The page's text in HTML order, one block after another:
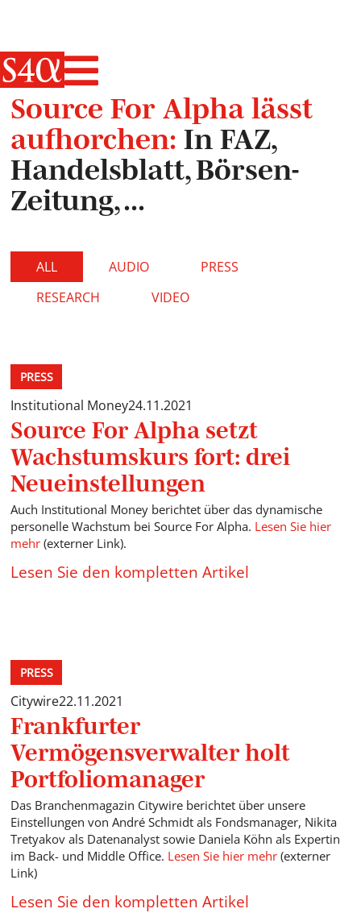
Haupt-
Source For Alpha lässt
aufhorchen:In FAZ,
Handelsblatt, Börsen-
Zeitung, ...
AUDIO
PRESS
RESEARCH
VIDEO
ALL
PRESS
Institutional Money24.11.2021
Source For Alpha setzt
Wachstumskurs fort: drei
Neueinstellungen
Auch Institutional Money berichtet über das dynamische
personelle Wachstum bei Source For Alpha. Lesen Sie hier
mehr (externer Link).
Lesen Sie den kompletten Artikel
PRESS
Citywire22.11.2021
Frankfurter
Vermögensverwalter holt
Portfoliomanager
Das Branchenmagazin Citywire berichtet über unsere
Einstellungen von André Schmidt als Fondsmanager, Nikita
Tretyakov als Datenanalyst sowie Daniela Köhn als Expertin
im Back- und Middle Office. Lesen Sie hier mehr (externer
Link)
Lesen Sie den kompletten Artikel